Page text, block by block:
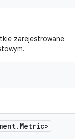
zarejestrowane
. Metric>